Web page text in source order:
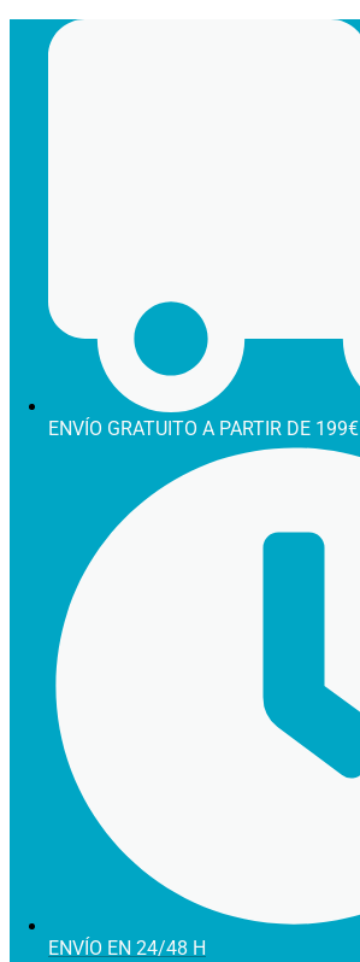
Ir
ENVÍO GRATUITO A PARTIR DE 199€
ENVÍO EN 24/48 H